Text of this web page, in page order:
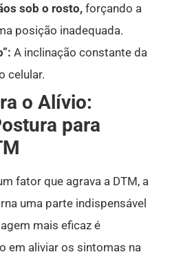
sob o rosto,forçando a
posição inadequada.
A inclinação constante da
celular.
o Alívio:
para
fator que agrava a DTM, a
uma parte indispensável
mais eficaz é
em aliviar os sintomas na